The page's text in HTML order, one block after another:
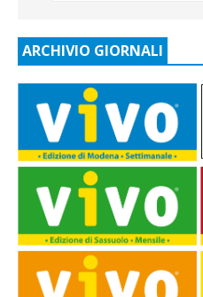
ARCHIVIO GIORNALI